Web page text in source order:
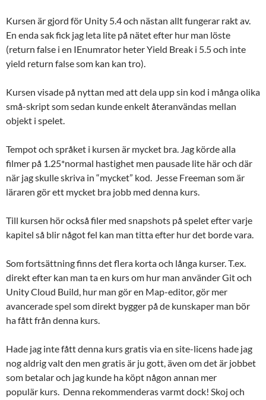
Kursen är gjord för Unity 5.4 och nästan allt fungerar rakt av.
En enda sak fick jag leta lite på nätet efter hur man löste
(return false i en IEnumrator heter Yield Break i 5.5 och inte
yield return false som kan kan tro).
Kursen visade på nyttan med att dela upp sin kod i många olika
små-skript som sedan kunde enkelt återanvändas mellan
objekt i spelet.
Tempot och språket i kursen är mycket bra. Jag körde alla
filmer på 1.25*normal hastighet men pausade lite här och där
när jag skulle skriva in “mycket” kod. Jesse Freeman som är
läraren gör ett mycket bra jobb med denna kurs.
Till kursen hör också filer med snapshots på spelet efter varje
kapitel så blir något fel kan man titta efter hur det borde vara.
Som fortsättning finns det flera korta och långa kurser. T.ex.
direkt efter kan man ta en kurs om hur man använder Git och
Unity Cloud Build, hur man gör en Map-editor, gör mer
avancerade spel som direkt bygger på de kunskaper man bör
ha fått från denna kurs.
Hade jag inte fått denna kurs gratis via en site-licens hade jag
nog aldrig valt den men gratis är ju gott, även om det är jobbet
som betalar och jag kunde ha köpt någon annan mer
populär kurs. Denna rekommenderas varmt dock! Skoj och